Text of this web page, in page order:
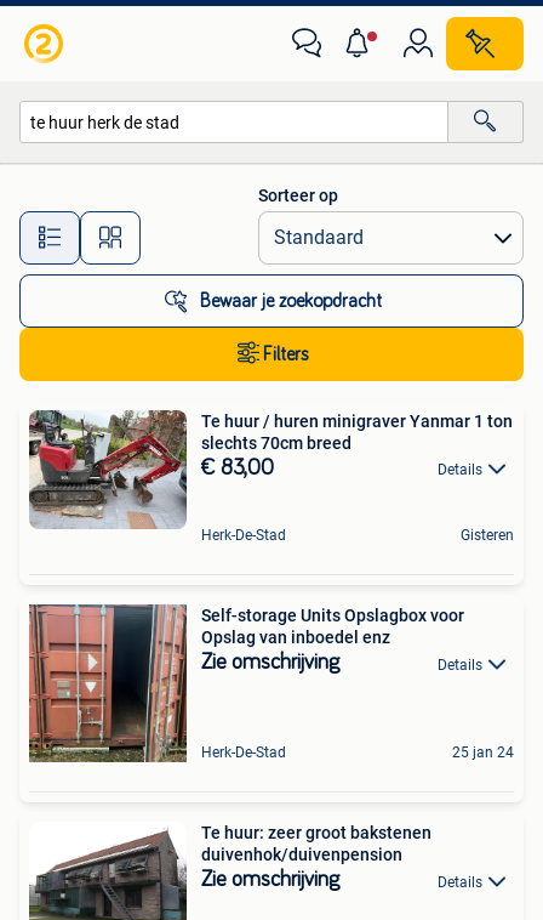
Alle afstanden…
Sorteer op
Bewaar je zoekopdracht
Filters
Te huur / huren minigraver Yanmar 1 ton
slechts 70cm breed
€ 83,00 Details
Herk-De-Stad Gisteren
Self-storage Units Opslagbox voor
Opslag van inboedel enz
Zie omschrijving Details
Herk-De-Stad 25 jan 24
Te huur: zeer groot bakstenen
duivenhok/duivenpension
Zie omschrijving Details